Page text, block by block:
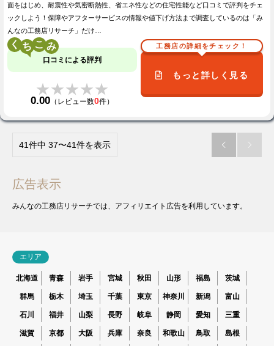
面をはじめ、耐震性や気密断熱性、省エネ性などの住宅性能など口コミで評判をチェ
ックしよう！保障やアフターサービスの情報や値下げ方法まで調査しているのは「み
んなの工務店リサーチ」だけ…
く こ
口コミによる評判
★★★★★
★★★★★
0.00 （レビュー数0件）
工務店の詳細をチェック！
もっと詳しく見る
41件中 37〜41件を表示  
広告表示
みんなの工務店リサーチでは、アフィリエイト広告を利用しています。
エリア
北海道 青森 岩手 宮城 秋田 山形 福島 茨城
群馬 栃木 埼玉 千葉 東京 神奈川 新潟 富山
石川 福井 山梨 長野 岐阜 静岡 愛知 三重
滋賀 京都 大阪 兵庫 奈良 和歌山 鳥取 島根